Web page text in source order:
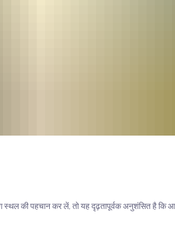
स्थल की पहचान कर लें, तो यह दृढ़तापूर्वक अनुशंसित है